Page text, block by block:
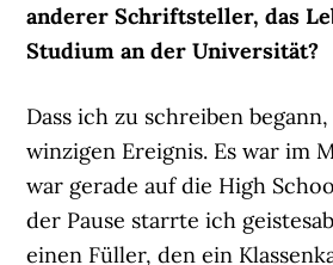
anderer Schriftsteller, das
Studium an der Universität?
Dass ich zu schreiben
winzigen Ereignis. Es war im
war gerade auf die High
der Pause starrte ich
einen Füller, den ein